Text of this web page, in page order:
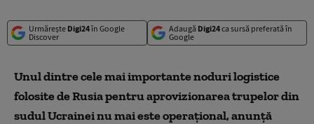
Urmărește Digi24în Google
Discover
Adaugă Digi24ca sursă preferată în
Google
Unul dintre cele mai importante noduri logistice
folosite de Rusia pentru aprovizionarea trupelor din
sudul Ucrainei nu mai este operațional, anunță